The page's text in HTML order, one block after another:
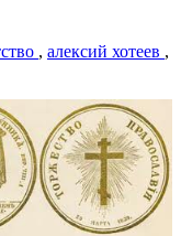
, алексий хотеев ,